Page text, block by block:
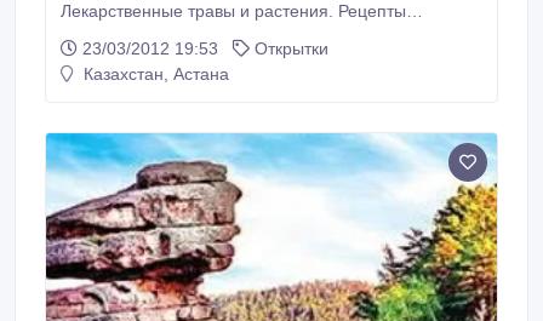
Лекарственные травы и растения. Рецепты
(в том числе и ядовитых), обладающих лечебными
свойствами и произрастающих в Боровом. На
настоек.
23/03/2012 19:53
Открытки
Казахстан, Астана